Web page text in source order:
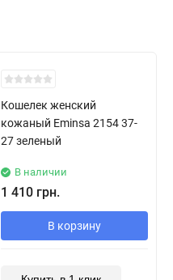
Кошелек женский
кожаный Eminsa 2154 37-
27 зеленый
В наличии
1 410 грн.
В корзину